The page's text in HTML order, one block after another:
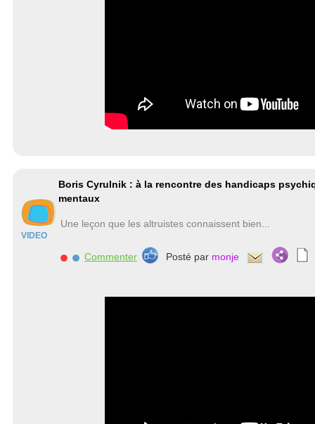
VIDEO
Boris Cyrulnik : à la rencontre des handicaps
mentaux
Une leçon que les altruistes connaissent bien...
Commenter Posté par monje